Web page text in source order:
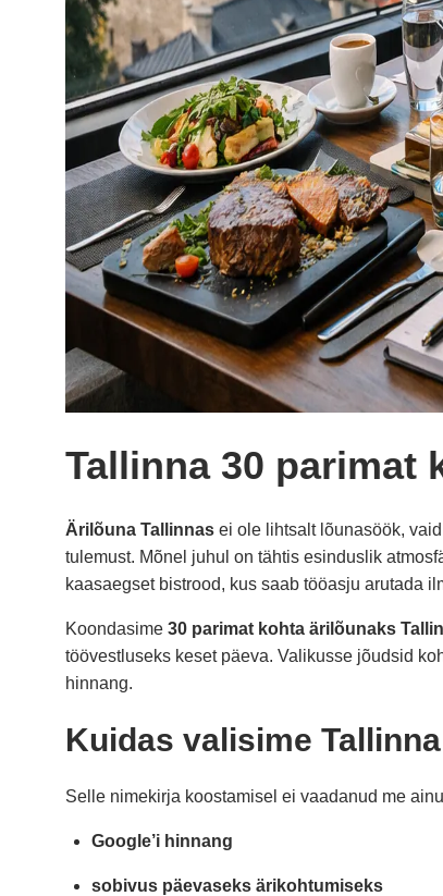
Tallinna 30 parimat
Ärilõuna Tallinnas ei ole lihtsalt lõunasöök,
tulemust. Mõnel juhul on tähtis esinduslik
kaasaegset bistrood, kus saab tööasju arutada
Koondasime 30 parimat kohta ärilõunaks
töövestluseks keset päeva. Valikusse jõudsid
hinnang.
Kuidas valisime
Selle nimekirja koostamisel ei vaadanud me
Google’i hinnang
sobivus päevaseks ärikohtumiseks